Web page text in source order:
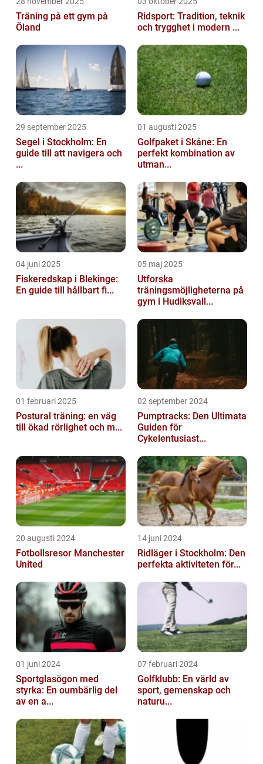
Träning på ett gym på
Öland
Ridsport: Tradition, teknik
och trygghet i modern ...
29 september 2025
Segel i Stockholm: En
guide till att navigera och
...
01 augusti 2025
Golfpaket i Skåne: En
perfekt kombination av
utman...
04 juni 2025
Fiskeredskap i Blekinge:
En guide till hållbart fi...
05 maj 2025
Utforska
träningsmöjligheterna på
gym i Hudiksvall...
01 februari 2025
Postural träning: en väg
till ökad rörlighet och m...
02 september 2024
Pumptracks: Den Ultimata
Guiden för
Cykelentusiast...
20 augusti 2024
Fotbollsresor Manchester
United
14 juni 2024
Ridläger i Stockholm: Den
perfekta aktiviteten för...
01 juni 2024
Sportglasögon med
styrka: En oumbärlig del
av en a...
07 februari 2024
Golfklubb: En värld av
sport, gemenskap och
naturu...